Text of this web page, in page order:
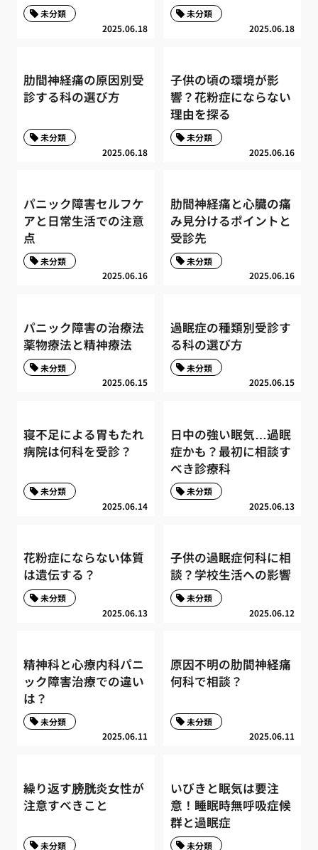
2025.06.18
未分類
2025.06.18
未分類
肋間神経痛の原因別受
診する科の選び方
2025.06.18
未分類
子供の頃の環境が影
響？花粉症にならない
理由を探る
2025.06.16
未分類
パニック障害セルフケ
アと日常生活での注意
点
2025.06.16
未分類
肋間神経痛と心臓の痛
み見分けるポイントと
受診先
2025.06.16
未分類
パニック障害の治療法
薬物療法と精神療法
2025.06.15
未分類
過眠症の種類別受診す
る科の選び方
2025.06.15
未分類
寝不足による胃もたれ
病院は何科を受診？
2025.06.14
未分類
日中の強い眠気…過眠
症かも？最初に相談す
べき診療科
2025.06.13
未分類
花粉症にならない体質
は遺伝する？
2025.06.13
未分類
子供の過眠症何科に相
談？学校生活への影響
2025.06.12
未分類
精神科と心療内科パニ
ック障害治療での違い
は？
2025.06.11
未分類
原因不明の肋間神経痛
何科で相談？
2025.06.11
未分類
繰り返す膀胱炎女性が
注意すべきこと
未分類
いびきと眠気は要注
意！睡眠時無呼吸症候
群と過眠症
未分類